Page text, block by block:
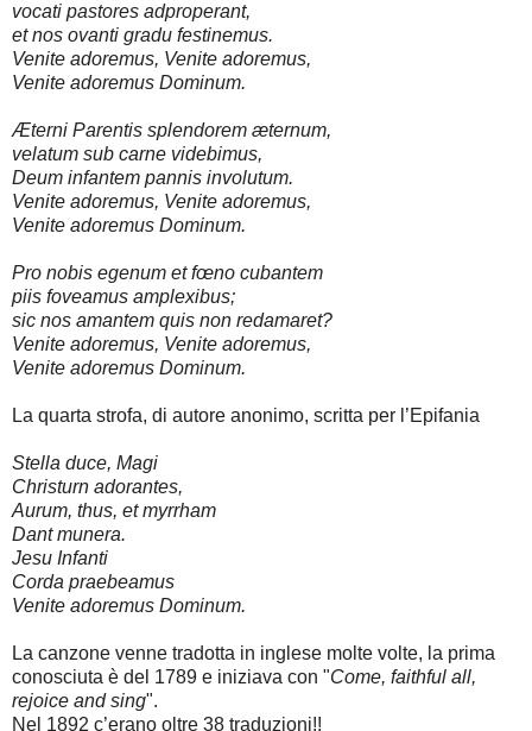
vocati pastores adproperant,
et nos ovanti gradu festinemus.
Venite adoremus, Venite adoremus,
Venite adoremus Dominum.
Æterni Parentis splendorem æternum,
velatum sub carne videbimus,
Deum infantem pannis involutum.
Venite adoremus, Venite adoremus,
Venite adoremus Dominum.
Pro nobis egenum et fœno cubantem
piis foveamus amplexibus;
sic nos amantem quis non redamaret?
Venite adoremus, Venite adoremus,
Venite adoremus Dominum.
La quarta strofa, di autore anonimo, scritta per l’Epifania
Stella duce, Magi
Christurn adorantes,
Aurum, thus, et myrrham
Dant munera.
Jesu Infanti
Corda praebeamus
Venite adoremus Dominum.
La canzone venne tradotta in inglese molte volte, la prima
conosciuta è del 1789 e iniziava con "Come, faithful all,
rejoice and sing".
Nel 1892 c’erano oltre 38 traduzioni!!